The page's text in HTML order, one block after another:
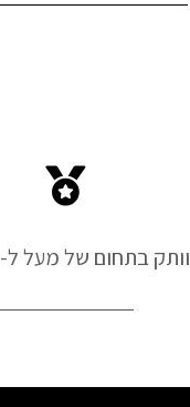
GreenWorks
וותק בתחום של מעל ל-50 שנה